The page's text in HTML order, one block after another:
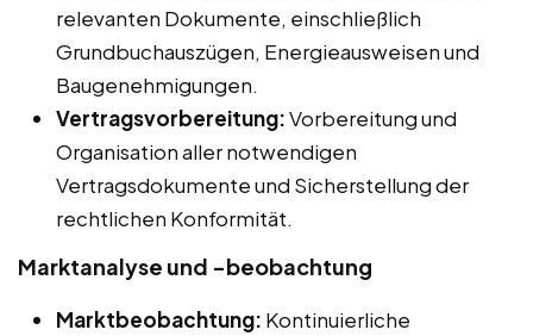
relevanten Dokumente, einschließlich
Grundbuchauszügen, Energieausweisen und
Baugenehmigungen.
Vertragsvorbereitung:Vorbereitung und
Organisation aller notwendigen
Vertragsdokumente und Sicherstellung der
rechtlichen Konformität.
Marktanalyse und -beobachtung
Marktbeobachtung: Kontinuierliche